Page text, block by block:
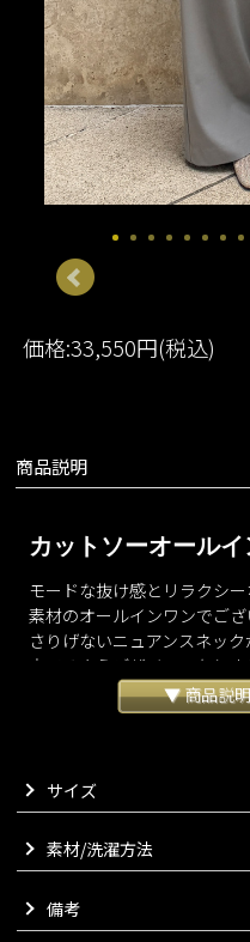
価格:33,550円(税込)
商品説明
カットソーオールイ
モードな抜け感とリラクシ
素材のオールインワンでござ
さりげないニュアンスネッ
立てるようデザインいたしま
なめらかで落ち感の美しい
シンプルでありながらも洗
ウエストは総ゴム仕様で締め
旅行、日常のあらゆるシーン
トレスフリーな一着に仕上げ
リラックス感がありながらも
す。
▼ 商品説
サイズ
素材/洗濯方法
備考